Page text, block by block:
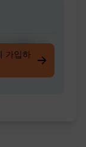
100% 고
. 내용을
가입하